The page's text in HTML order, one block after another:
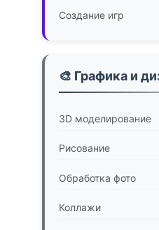
Создание игр
🎨 Графика и
3D моделирование
Рисование
Обработка фото
Коллажи